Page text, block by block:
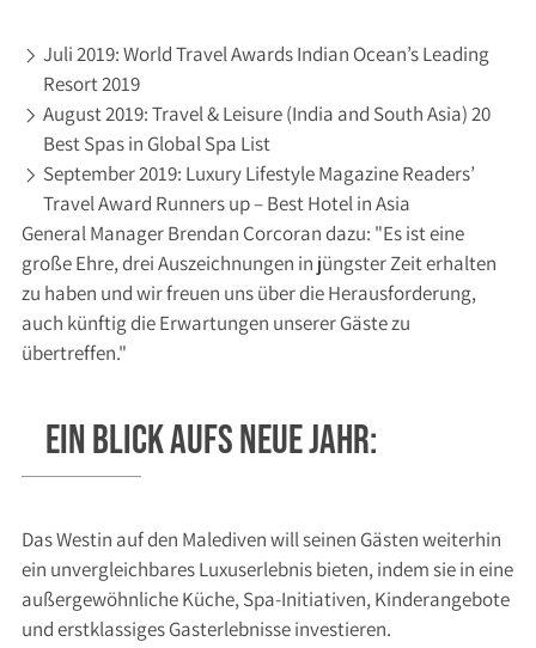
Juli 2019: World Travel Awards Indian Ocean’s Leading
Resort 2019
August 2019: Travel & Leisure (India and South Asia) 20
Best Spas in Global Spa List
September 2019: Luxury Lifestyle Magazine Readers’
Travel Award Runners up – Best Hotel in Asia
General Manager Brendan Corcoran dazu: "Es ist eine
große Ehre, drei Auszeichnungen in jüngster Zeit erhalten
zu haben und wir freuen uns über die Herausforderung,
auch künftig die Erwartungen unserer Gäste zu
übertreffen."
Ein Blick aufs neue Jahr:
Das Westin auf den Malediven will seinen Gästen weiterhin
ein unvergleichbares Luxuserlebnis bieten, indem sie in eine
außergewöhnliche Küche, Spa-Initiativen, Kinderangebote
und erstklassiges Gasterlebnisse investieren.